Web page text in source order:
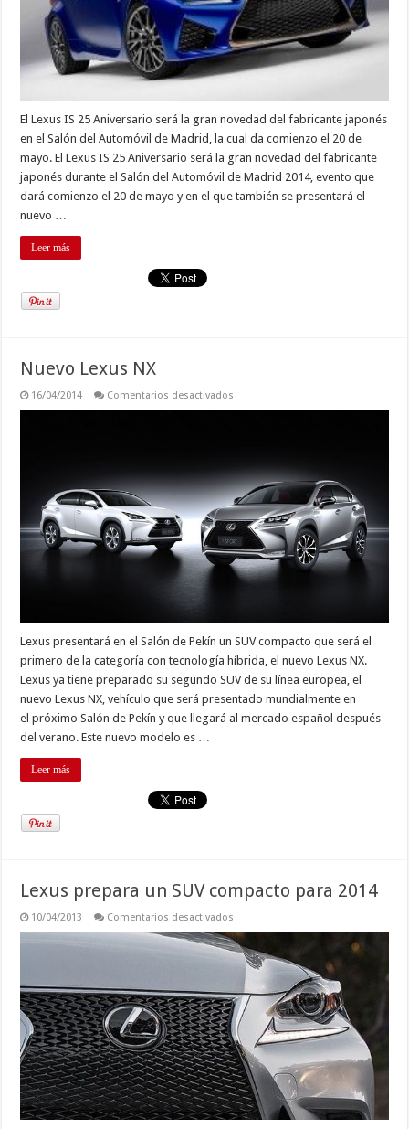
El Lexus IS 25 Aniversario será la gran novedad del fabricante japonés
en el Salón del Automóvil de Madrid, la cual da comienzo el 20 de
mayo. El Lexus IS 25 Aniversario será la gran novedad del fabricante
japonés durante el Salón del Automóvil de Madrid 2014, evento que
dará comienzo el 20 de mayo y en el que también se presentará el
nuevo …
Leer más
Nuevo Lexus NX
16/04/2014 Comentarios desactivados
Lexus presentará en el Salón de Pekín un SUV compacto que será el
primero de la categoría con tecnología híbrida, el nuevo Lexus NX.
Lexus ya tiene preparado su segundo SUV de su línea europea, el
nuevo Lexus NX, vehículo que será presentado mundialmente en
el próximo Salón de Pekín y que llegará al mercado español después
del verano. Este nuevo modelo es …
Leer más
Lexus prepara un SUV compacto para 2014
10/04/2013 Comentarios desactivados
prepara
un
SUV
para
2014